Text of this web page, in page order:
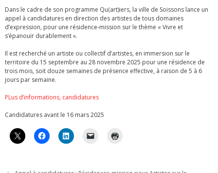
Dans le cadre de son programme Qu(art)iers, la ville de Soissons lance un
appel à candidatures en direction des artistes de tous domaines
d’expression, pour une résidence-mission sur le thème « Vivre et
s’épanouir durablement ».
Il est recherché un artiste ou collectif d’artistes, en immersion sur le
territoire du 15 septembre au 28 novembre 2025 pour une résidence de
trois mois, soit douze semaines de présence effective, à raison de 5 à 6
jours par semaine.
PLus d’informations, candidatures
Candidatures avant le 16 mars 2025